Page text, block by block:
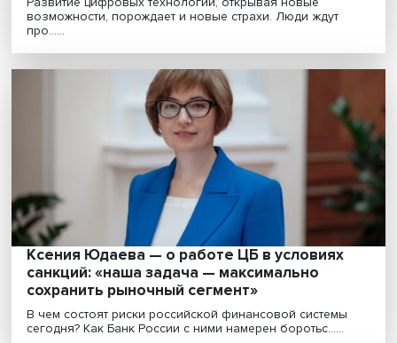
промышленной политики в современных
условиях»
В условиях ограничений технологического импорта
отечественные компании должны активизировать